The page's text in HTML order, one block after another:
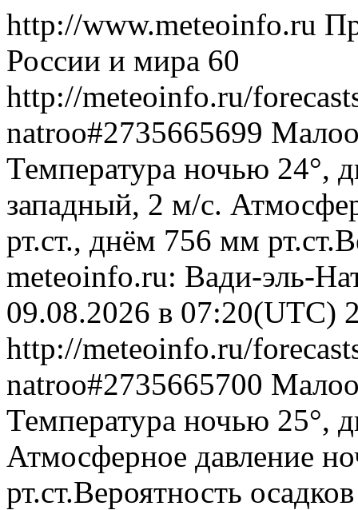
http://www.meteoinfo.ru
России и мира 60
http://meteoinfo.ru/
natroo#2735665699
Температура ночью 24°,
западный, 2 м/с.
рт.ст., днём 756 мм
meteoinfo.ru: Вади-эль-
09.08.2026 в 07:20(UTC)
http://meteoinfo.ru/
natroo#2735665700
Температура ночью 25°,
Атмосферное давление
рт.ст.Вероятность